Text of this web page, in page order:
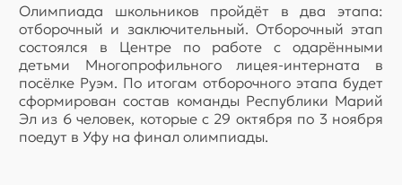
Олимпиада школьников пройдёт в два этапа:
отборочный и заключительный. Отборочный этап
состоялся в Центре по работе с одарёнными
детьми Многопрофильного лицея-интерната в
посёлке Руэм. По итогам отборочного этапа будет
сформирован состав команды Республики Марий
Эл из 6 человек, которые с 29 октября по 3 ноября
поедут в Уфу на финал олимпиады.